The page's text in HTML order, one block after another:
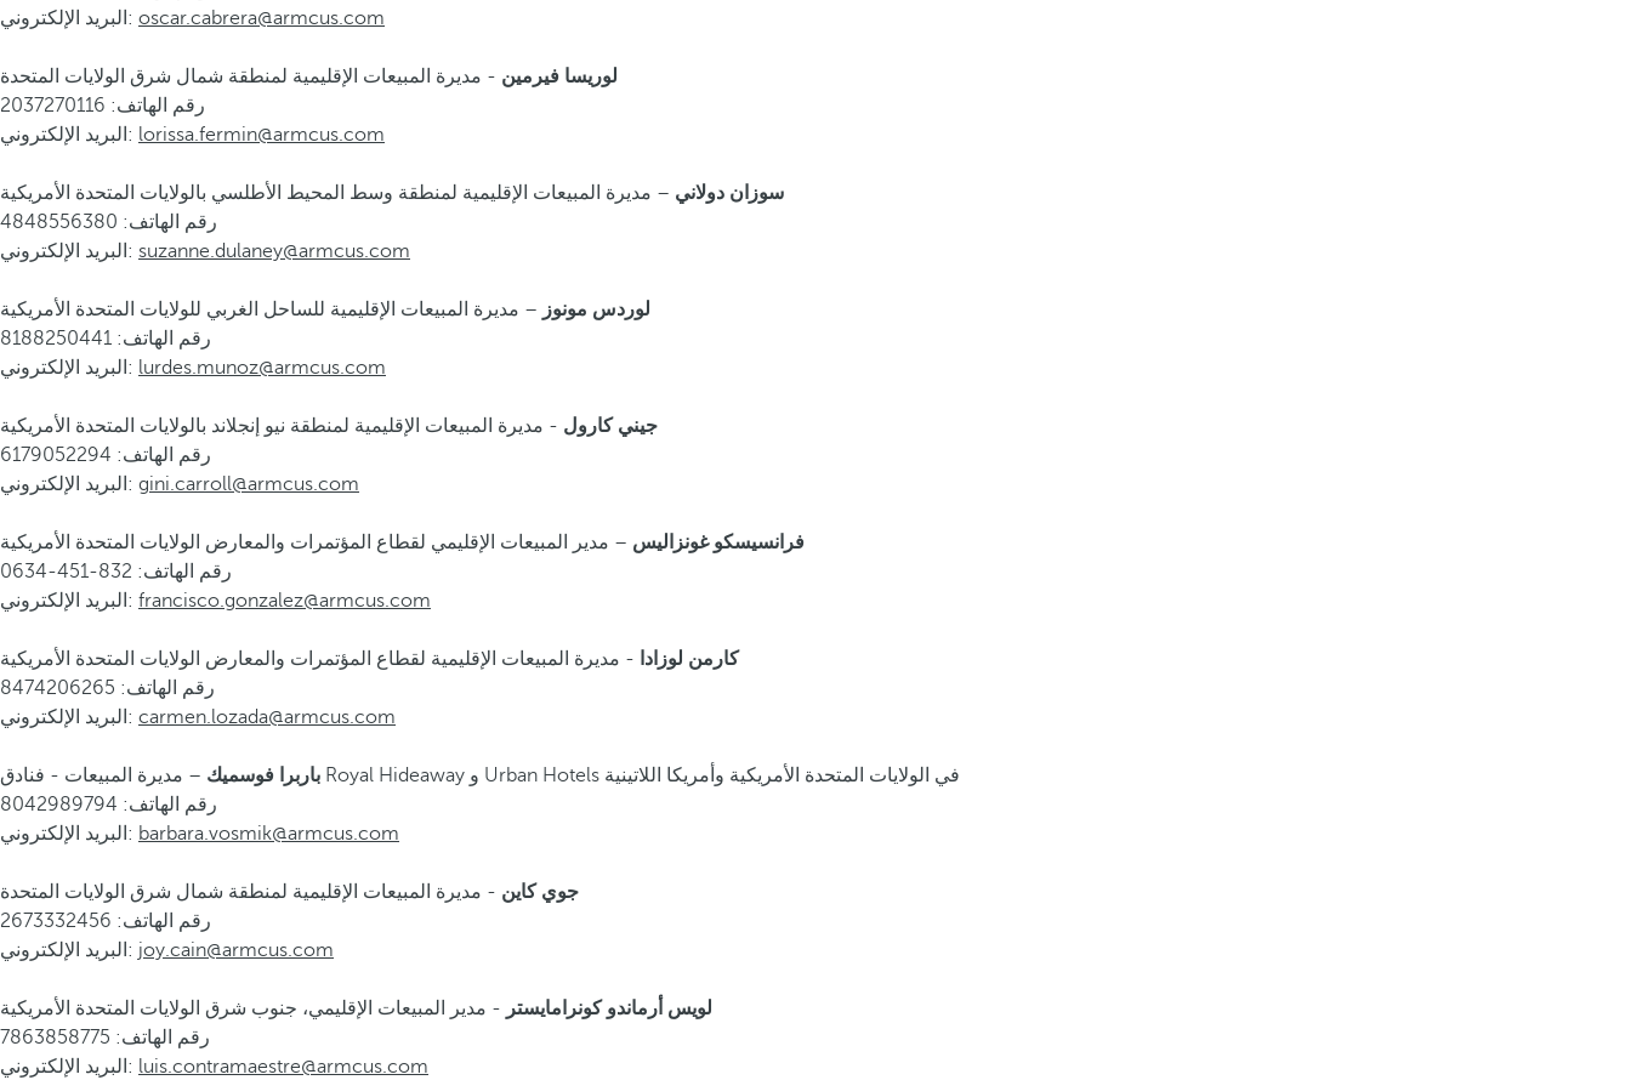
البريد الإلكتروني: oscar.cabrera@armcus.com
لوريسا فيرمين
البريد الإلكتروني: lorissa.fermin@armcus.com
سوزان دولاني
البريد الإلكتروني: suzanne.dulaney@armcus.com
لوردس مونوز
البريد الإلكتروني: lurdes.munoz@armcus.com
جيني كارول
البريد الإلكتروني: gini.carroll@armcus.com
فرانسيسكو غونزاليس
البريد الإلكتروني: francisco.gonzalez@armcus.com
كارمن لوزادا- مديرة المبيعات الإقليمية لقطاع المؤتمرات والمعارض الولايات المتحدة الأمريكية
البريد الإلكتروني: carmen.lozada@armcus.com
باربرا فوسميك
– مديرة المبيعات - فنادق Royal Hideaway و Urban Hotels في الولايات المتحدة الأمريكية وأمريكا اللاتينية
رقم الهاتف: 8042989794
البريد الإلكتروني: barbara.vosmik@armcus.com
جوي كاين - مديرة المبيعات الإقليمية لمنطقة شمال شرق الولايات المتحدة
رقم الهاتف: 2673332456
البريد الإلكتروني: joy.cain@armcus.com
لويس أرماندو كونرامايستر - مدير المبيعات الإقليمي، جنوب شرق الولايات المتحدة الأمريكية
رقم الهاتف: 7863858775
البريد الإلكتروني: luis.contramaestre@armcus.com